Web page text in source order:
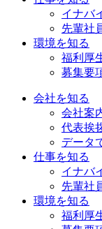
イナバ
先輩社
環境を知る
福利厚
募集要
会社を知る
会社案
代表挨
データ
仕事を知る
イナバ
先輩社
環境を知る
福利厚